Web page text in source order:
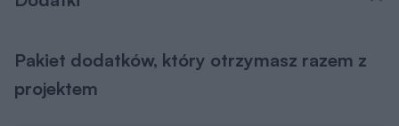
Pakiet dodatków, który otrzymasz razem z
projektem